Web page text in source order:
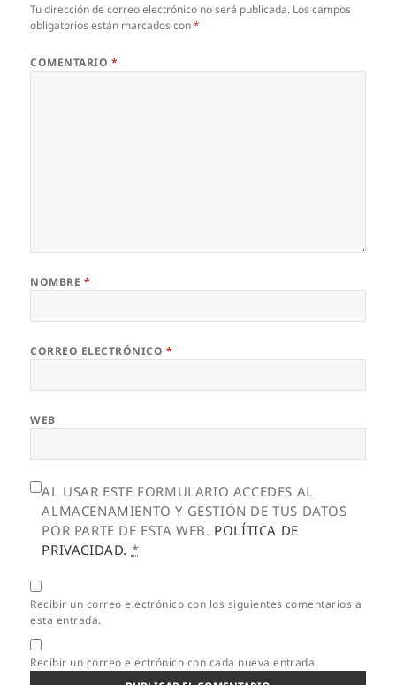
Tu dirección de correo electrónico no será publicada. Los campos
obligatorios están marcados con*
COMENTARIO *
NOMBRE *
CORREO ELECTRÓNICO *
WEB
AL USAR ESTE FORMULARIO ACCEDES AL
ALMACENAMIENTO Y GESTIÓN DE TUS DATOS
POR PARTE DE ESTA WEB. POLÍTICA DE
PRIVACIDAD. *
Recibir un correo electrónico con los siguientes comentarios a
esta entrada.
Recibir un correo electrónico con cada nueva entrada.